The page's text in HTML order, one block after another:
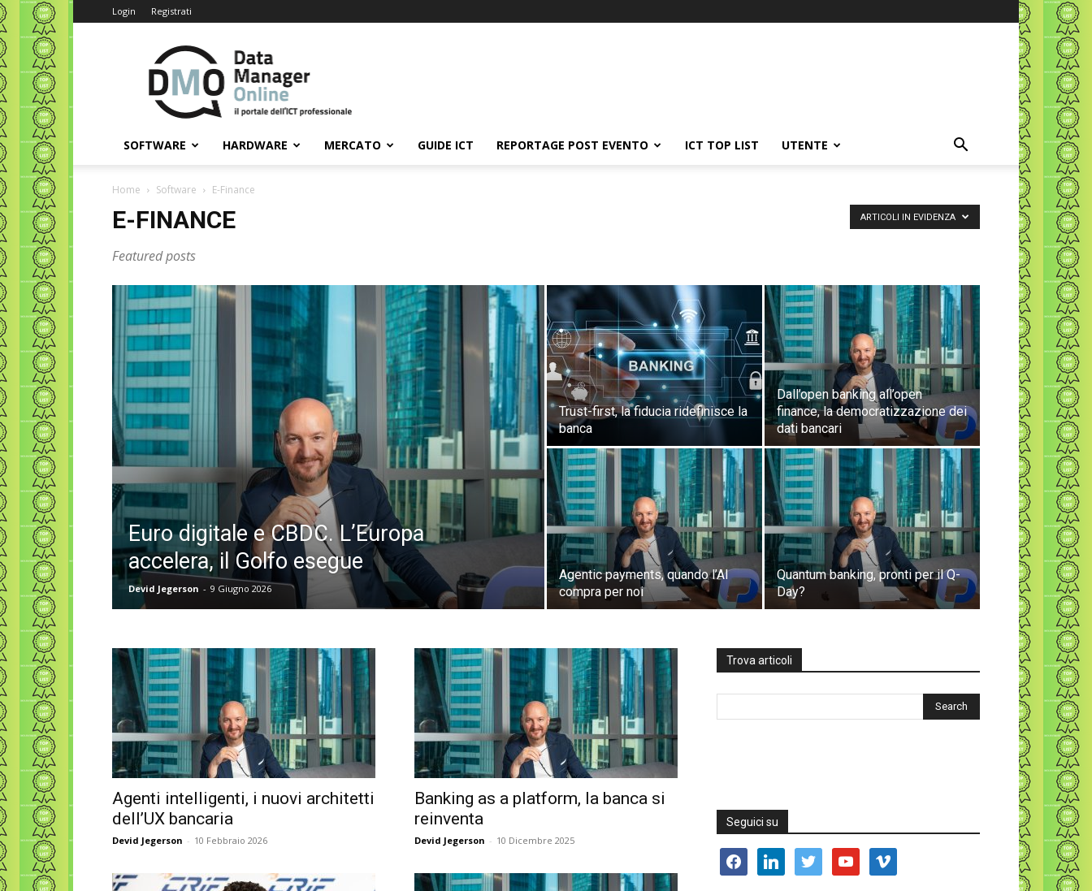
Login Registrati
Data
Manager
Online
SOFTWARE HARDWARE MERCATO GUIDE ICT REPORTAGE POST EVENTO ICT TOP LIST UTENTE
Home Software E-Finance
E-FINANCE
Featured posts
ARTICOLI IN EVIDENZA
Euro digitale e CBDC. L’Europa
accelera, il Golfo esegue
Devid Jegerson - 9 Giugno 2026
Trust-first, la fiducia ridefinisce la
banca
Dall’open banking all’open
finance, la democratizzazione dei
dati bancari
Agentic payments, quando l’AI
compra per noi
Quantum banking, pronti per il Q-
Day?
Agenti intelligenti, i nuovi architetti
dell’UX bancaria
Devid Jegerson - 10 Febbraio 2026
Banking as a platform, la banca si
reinventa
Devid Jegerson - 10 Dicembre 2025
Trova articoli
Seguici su
facebooklinkedin twitter youtube vimeo